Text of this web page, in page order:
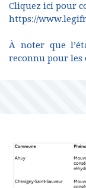
Cliquez ici pour
https://
À noter que
reconnu pour les